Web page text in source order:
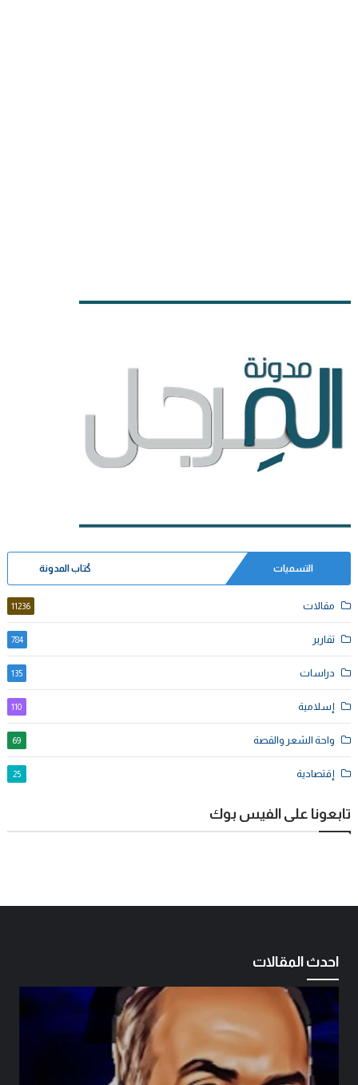
التسميات كُتاب المدونة
مقالات 11236
تقارير 784
دراسات 135
إسلامية 110
واحة الشعر والقصة 69
إقتصادية 25
تابعونا على الفيس بوك
احدث المقالات